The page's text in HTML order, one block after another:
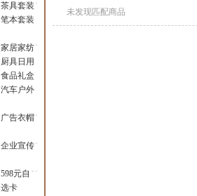
茶具套装
笔本套装
家居家纺
厨具日用
食品礼盒
汽车户外
广告衣帽
企业宣传
598元自
选卡
未发现匹配商品